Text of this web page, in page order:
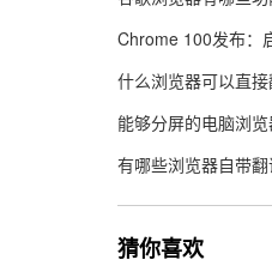
什么浏览器可以直
能够分屏的电脑浏
有哪些浏览器自带
猜你喜欢